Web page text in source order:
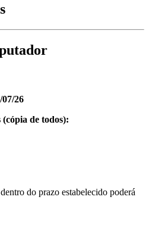
07/26
de todos):
do prazo estabelecido poderá